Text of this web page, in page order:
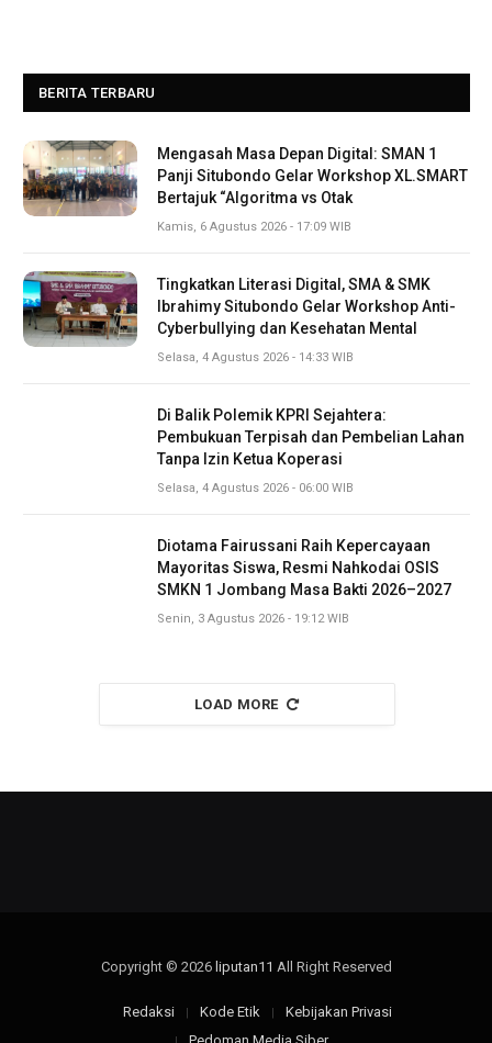
BERITA TERBARU
Mengasah Masa Depan Digital: SMAN 1
Panji Situbondo Gelar Workshop XL.SMART
Bertajuk “Algoritma vs Otak
Kamis, 6 Agustus 2026 - 17:09 WIB
Tingkatkan Literasi Digital, SMA & SMK
Ibrahimy Situbondo Gelar Workshop Anti-
Cyberbullying dan Kesehatan Mental
Selasa, 4 Agustus 2026 - 14:33 WIB
Di Balik Polemik KPRI Sejahtera:
Pembukuan Terpisah dan Pembelian Lahan
Tanpa Izin Ketua Koperasi
Selasa, 4 Agustus 2026 - 06:00 WIB
Diotama Fairussani Raih Kepercayaan
Mayoritas Siswa, Resmi Nahkodai OSIS
SMKN 1 Jombang Masa Bakti 2026–2027
Senin, 3 Agustus 2026 - 19:12 WIB
LOAD MORE
Copyright © 2026 liputan11 All Right Reserved
Redaksi Kode Etik
Kebijakan Privasi